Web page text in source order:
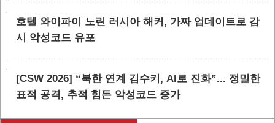
호텔 와이파이 노린 러시아 해커, 가짜 업데이트로 감
시 악성코드 유포
[CSW 2026] “북한 연계 김수키, AI로 진화”... 정밀한
표적 공격, 추적 힘든 악성코드 증가